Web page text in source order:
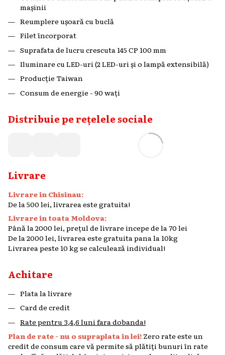
mașinii
Reumplere ușoară cu buclă
Filet încorporat
Suprafata de lucru crescuta 145 CP 100 mm
Iluminare cu LED-uri (2 LED-uri și o lampă extensibilă)
Producție Taiwan
Consum de energie - 90 wați
Distribuie pe rețelele sociale
Livrare
Livrare in Chisinau:
De la 500 lei, livrarea este gratuita!
Livrare in toata Moldova:
Până la 2000 lei, prețul de livrare incepe de la 70 lei
De la 2000 lei, livrarea este gratuita pana la 10kg
Livrarea peste 10 kg se calculează individual!
Achitare
Plata la livrare
Card de credit
Rate pentru 3,4,6 luni fara dobanda!
Plan de rate - nu o supraplata in lei! Zero rate este un
credit de consum care vă permite să plătiți bunuri în rate